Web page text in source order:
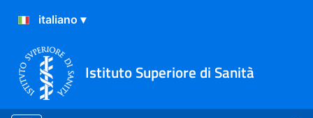
Istituto Superiore di Sanità